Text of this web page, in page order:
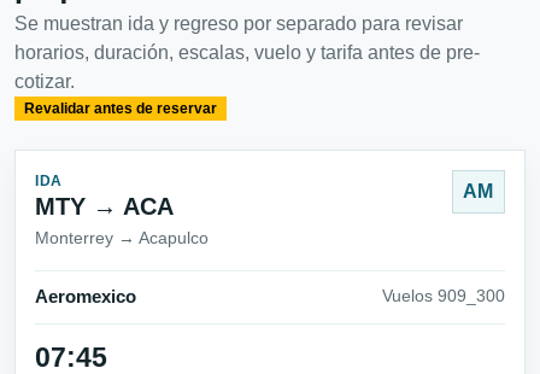
Se muestran ida y regreso por separado para revisar
horarios, duración, escalas, vuelo y tarifa antes de pre-
cotizar.
Revalidar antes de reservar
IDA
MTY → ACA
Monterrey → Acapulco
AM
Aeromexico Vuelos 909_300
07:45